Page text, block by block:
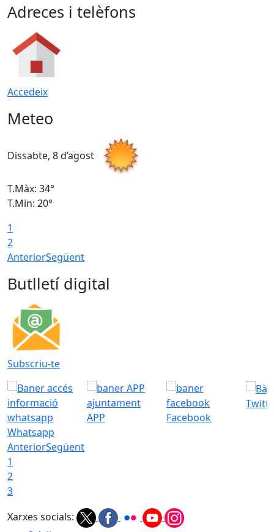
Adreces i telèfons
Accedeix
Meteo
Dissabte, 8 d’agost
T.Màx: 34°
T.Min: 20°
1
2
AnteriorSegüent
Butlletí digital
Subscriu-te
Whatsapp
APP Facebook
AnteriorSegüent
1
2
3
Xarxes socials: